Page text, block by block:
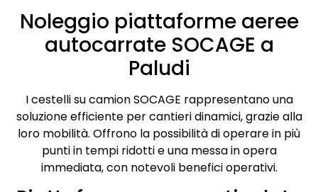
Noleggio piattaforme aeree
autocarrate SOCAGE a
Paludi
I cestelli su camion SOCAGE rappresentano una
soluzione efficiente per cantieri dinamici, grazie alla
loro mobilità. Offrono la possibilità di operare in più
punti in tempi ridotti e una messa in opera
immediata, con notevoli benefici operativi.